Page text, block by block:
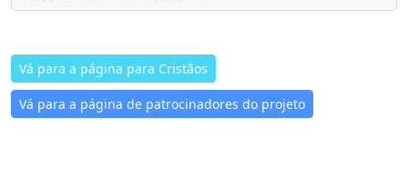
Vá para a página para Cristãos
Vá para a página de patrocinadores do projeto